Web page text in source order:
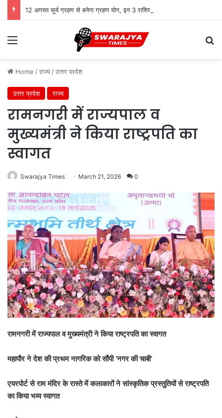
12 अगस्त सूर्य ग्रहण से बनेगा ग्रहण योग, इन 3 राशियों पर संकट
Menu
Home /राज्य /उत्तर प्रदेश
उत्तर प्रदेश राज्य
रामनगरी में राज्यपाल व
मुख्यमंत्री ने किया राष्ट्रपति का
स्वागत
Swarajya Times March 21, 2026 0
रामनगरी में राज्यपाल व मुख्यमंत्री ने किया राष्ट्रपति का स्वागत
महापौर ने देश की प्रथम नागरिक को सौंपी ‘नगर की चाबी’
एयरपोर्ट से राम मंदिर के रास्ते में कलाकारों ने सांस्कृतिक प्रस्तुतियों से राष्ट्रपति
का किया भव्य स्वागत